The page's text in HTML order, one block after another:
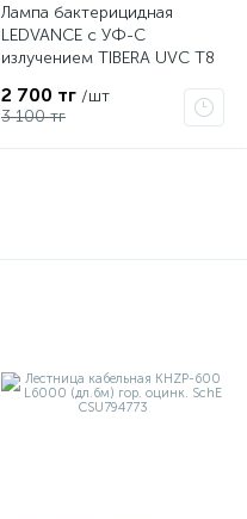
Лампа бактерицидная
LEDVANCE с УФ-С
излучением TIBERA UVC T8
2 700 тг /шт
3 100 тг